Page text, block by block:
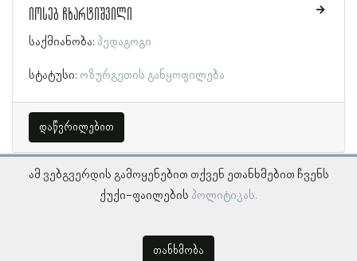
იოსებ ჩხარტიშვილი
საქმიანობა: პედაგოგი
სტატუსი: ოზურგეთის განყოფილება
დაწვრილებით
ამ ვებგვერდის გამოყენებით თქვენ ეთანხმებით ჩვენს
ქუქი-ფაილების პოლიტიკას.
თანხმობა